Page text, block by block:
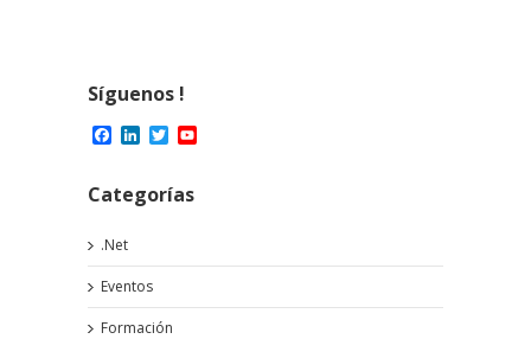
Síguenos !
Facebook
LinkedIn
Twitter
Categorías
.Net
Eventos
Formación